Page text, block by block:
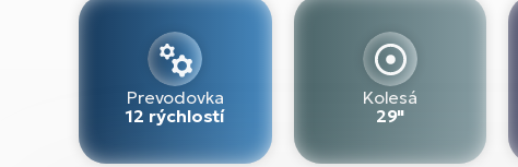
Prevodovka
12 rýchlostí
Kolesá
29"